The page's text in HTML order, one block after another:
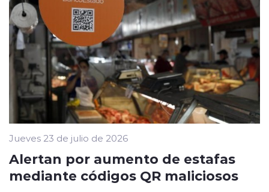
Jueves 23 de julio de 2026
Alertan por aumento de estafas
mediante códigos QR maliciosos